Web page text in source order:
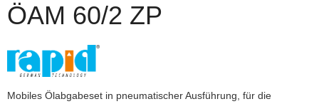
ÖAM 60/2 ZP
Mobiles Ölabgabeset in pneumatischer Ausführung, für die